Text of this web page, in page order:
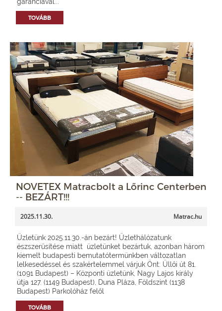
TOVÁBB
NOVETEX Matracbolt a Lőrinc Centerben
-- BEZÁRT!!!
2025.11.30. Matrac.hu
Üzletünk 2025.11.30.-án bezárt! Üzlethálózatunk
észszerűsítése miatt üzletünket bezártuk, azonban három
kiemelt budapesti bemutatótermünkben változatlan
lelkesedéssel és szakértelemmel várjuk Önt: Üllői út 81.
(1091 Budapest) – Központi üzletünk, Nagy Lajos király
útja 127. (1149 Budapest), Duna Pláza, Földszint (1138
Budapest) Parkolóház felől
TOVÁBB